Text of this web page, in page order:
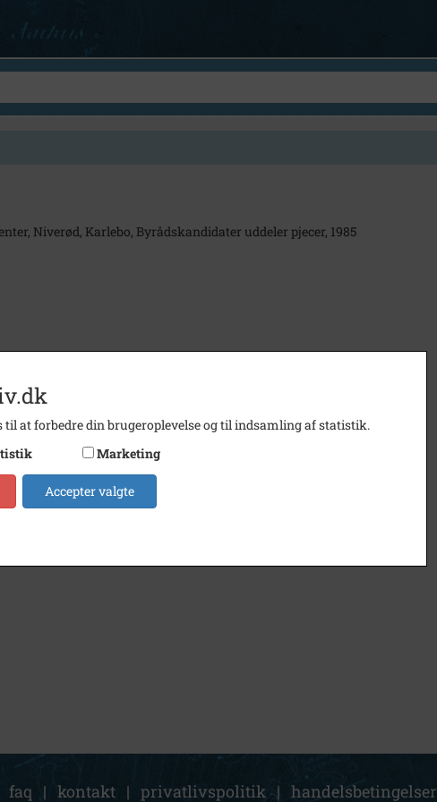
Niverød, Karlebo, Byrådskandidater uddeler pjecer, 1985
faq | kontakt | privatlivspolitik | handelsbetingelser
til at forbedre din brugeroplevelse og til indsamling af statistik.
Marketing
Accepter valgte